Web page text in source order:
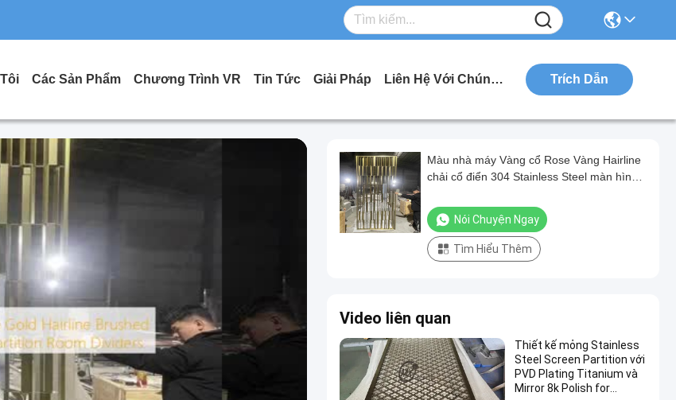
Các Sản Phẩm Chương Trình VR Tin Tức Giải Pháp Liên Hệ Với Chúng Tôi Trích Dẫn
Màu nhà máy Vàng cổ Rose Vàng Hairline
chải cổ điển 304 Stainless Steel màn hình
Nói Chuyện Ngay
Tìm Hiểu Thêm
Video liên quan
Thiết kế mỏng Stainless
Steel Screen Partition với
PVD Plating Titanium và
Mirror 8k Polish for